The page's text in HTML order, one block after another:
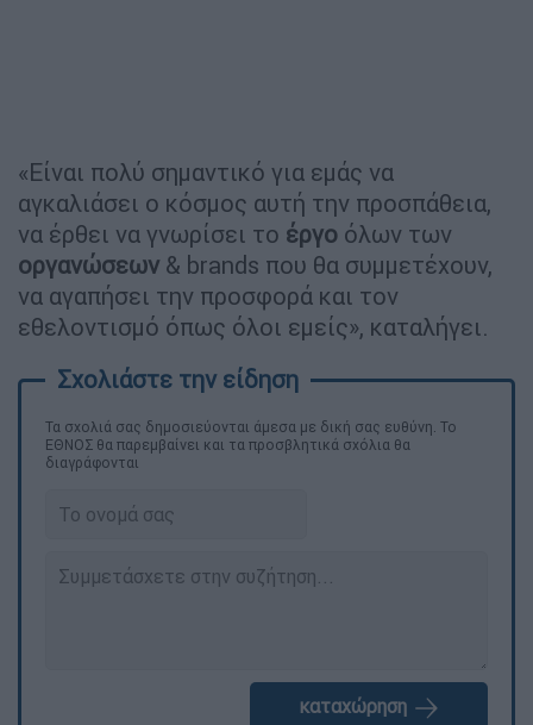
«Είναι πολύ σημαντικό για εμάς να
αγκαλιάσει ο κόσμος αυτή την προσπάθεια,
να έρθει να γνωρίσει το έργο όλων των
οργανώσεων & brands που θα συμμετέχουν,
να αγαπήσει την προσφορά και τον
εθελοντισμό όπως όλοι εμείς», καταλήγει.
Τα σχολιά σας δημοσιεύονται άμεσα με δική σας ευθύνη. Το
ΕΘΝΟΣ θα παρεμβαίνει και τα προσβλητικά σχόλια θα
διαγράφονται
καταχώρηση